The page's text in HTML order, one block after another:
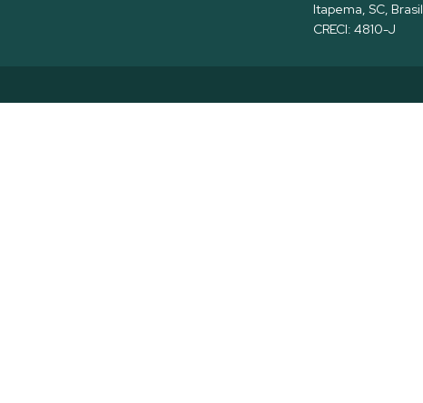
Itapema, SC, Brasil
CRECI: 4810-J